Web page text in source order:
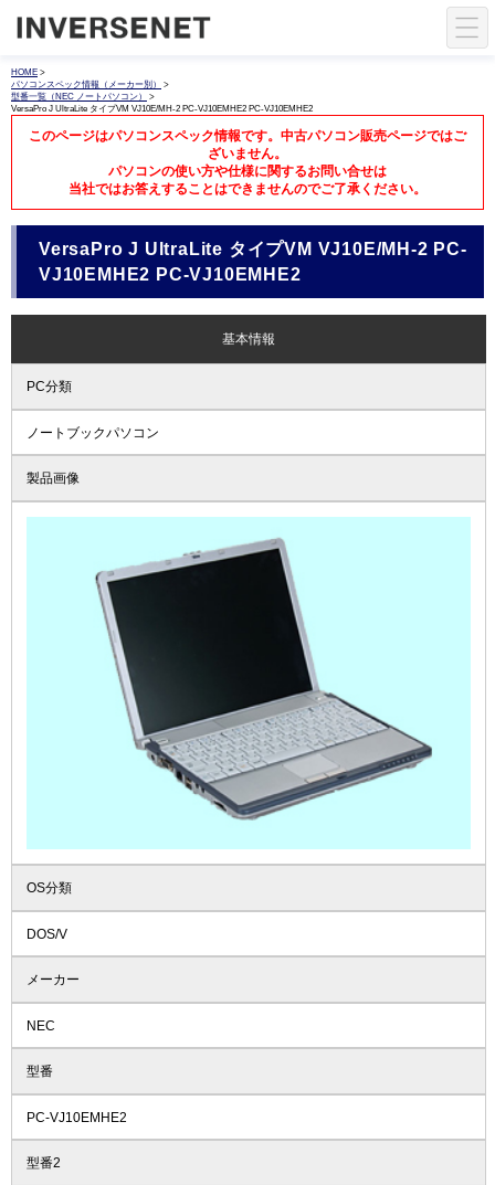
HOME >
パソコンスペック情報（メーカー別）
>
型番一覧（NEC ノートパソコン）
>
VersaPro J UltraLite タイプVM VJ10E/MH-2 PC-VJ10EMHE2 PC-VJ10EMHE2
このページはパソコンスペック情報です。中古パソコン販売ページではご
ざいません。
パソコンの使い方や仕様に関するお問い合せは
当社ではお答えすることはできませんのでご了承ください。
VersaPro J UltraLite タイプVM VJ10E/MH-2 PC-
VJ10EMHE2 PC-VJ10EMHE2
基本情報
PC分類
ノートブックパソコン
製品画像
OS分類
DOS/V
メーカー
NEC
型番
PC-VJ10EMHE2
型番2